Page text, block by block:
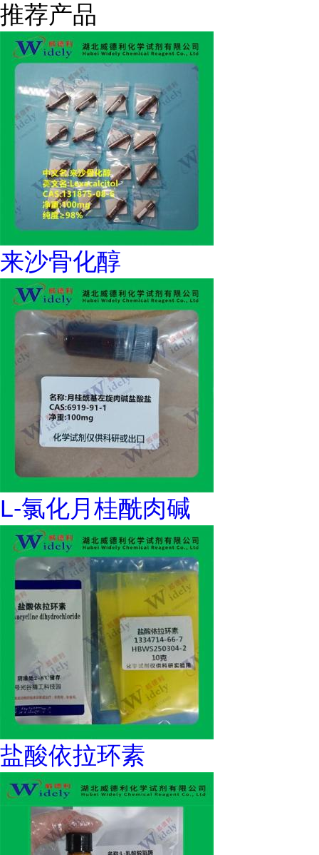
推荐产品
来沙骨化醇
L-氯化月桂酰肉碱
盐酸依拉环素